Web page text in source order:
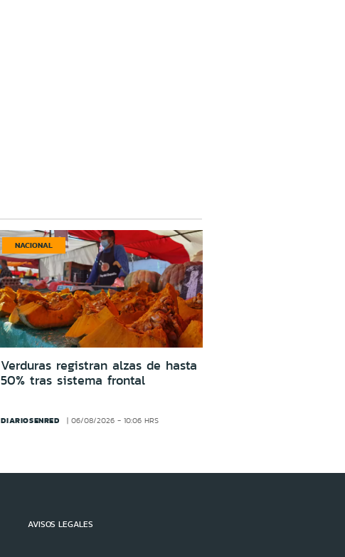
NACIONAL
Verduras registran alzas de hasta
50% tras sistema frontal
DIARIOSENRED 06/08/2026 - 10:06 HRS
AVISOS LEGALES